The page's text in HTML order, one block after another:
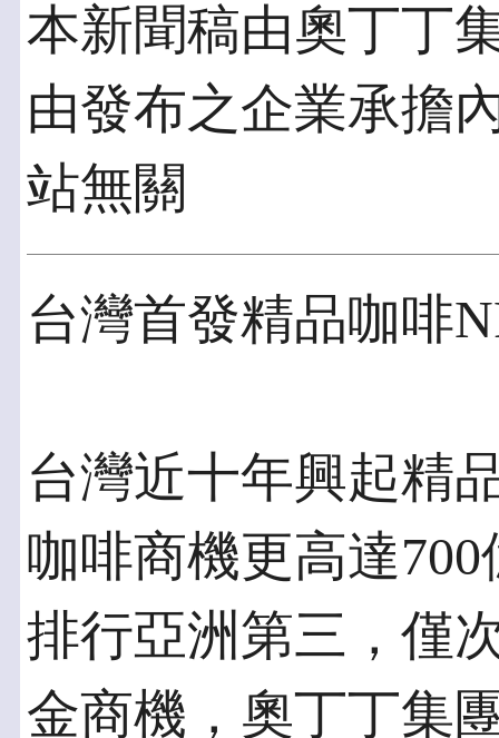
本新聞稿由奧丁丁
由發布之企業承擔
站無關
台灣首發精品咖啡
台灣近十年興起精
咖啡商機更高達
排行亞洲第三，僅
金商機，奧丁丁集